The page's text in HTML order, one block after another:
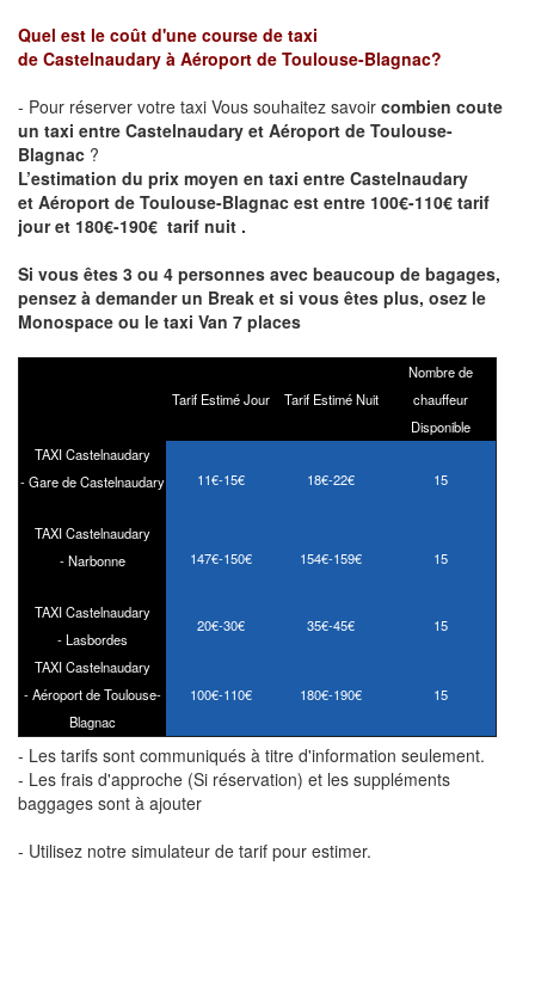
Quel est le coût d'une course de taxi
de Castelnaudary à Aéroport de Toulouse-Blagnac?
- Pour réserver votre taxi Vous souhaitez savoir combien coute
un taxi entre Castelnaudary et Aéroport de Toulouse-
Blagnac ?
L’estimation du prix moyen en taxi entre Castelnaudary
et Aéroport de Toulouse-Blagnac est entre 100€-110€ tarif
jour et 180€-190€ tarif nuit .
Si vous êtes 3 ou 4 personnes avec beaucoup de bagages,
pensez à demander un Break et si vous êtes plus, osez le
Monospace ou le taxi Van 7 places
Tarif Estimé Jour Tarif Estimé Nuit
Nombre de
chauffeur
Disponible
TAXI Castelnaudary
- Gare de Castelnaudary
11€-15€ 18€-22€ 15
TAXI Castelnaudary
- Narbonne
147€-150€ 154€-159€ 15
TAXI Castelnaudary
- Lasbordes
20€-30€ 35€-45€ 15
TAXI Castelnaudary
- Aéroport de Toulouse-
Blagnac
100€-110€ 180€-190€ 15
- Les tarifs sont communiqués à titre d'information seulement.
- Les frais d'approche (Si réservation) et les suppléments
baggages sont à ajouter
- Utilisez notre simulateur de tarif pour estimer.